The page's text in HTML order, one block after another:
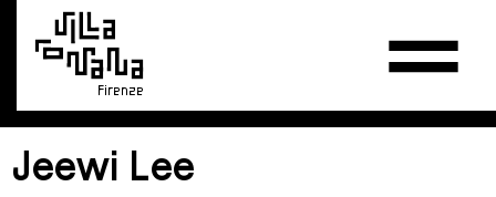
Firenze
Jeewi Lee